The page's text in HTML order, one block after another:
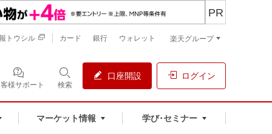
様サポート 検索
口座開設 ログイン
マーケット情報 学び･セミナー
PR
トウシル カード 銀行 ウォレット 楽天グループ